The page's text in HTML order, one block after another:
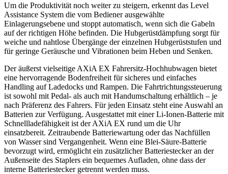
Um die Produktivität noch weiter zu steigern, erkennt das Level
Assistance System die vom Bediener ausgewählte
Einlagerungsebene und stoppt automatisch, wenn sich die Gabeln
auf der richtigen Höhe befinden. Die Hubgerüstdämpfung sorgt für
weiche und nahtlose Übergänge der einzelnen Hubgerüststufen und
für geringe Geräusche und Vibrationen beim Heben und Senken.
Der äußerst vielseitige AXiA EX Fahrersitz-Hochhubwagen bietet
eine hervorragende Bodenfreiheit für sicheres und einfaches
Handling auf Ladedocks und Rampen. Die Fahrtrichtungssteuerung
ist sowohl mit Pedal- als auch mit Handumschaltung erhältlich – je
nach Präferenz des Fahrers. Für jeden Einsatz steht eine Auswahl an
Batterien zur Verfügung. Ausgestattet mit einer Li-Ionen-Batterie mit
Schnellladefähigkeit ist der AXiA EX rund um die Uhr
einsatzbereit. Zeitraubende Batteriewartung oder das Nachfüllen
von Wasser sind Vergangenheit. Wenn eine Blei-Säure-Batterie
bevorzugt wird, ermöglicht ein zusätzlicher Batteriestecker an der
Außenseite des Staplers ein bequemes Aufladen, ohne dass der
interne Batteriestecker getrennt werden muss.